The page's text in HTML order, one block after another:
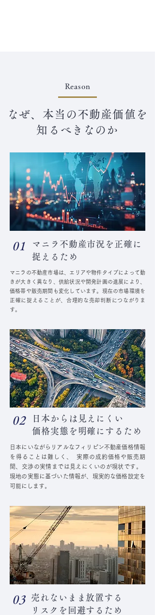
Reason
なぜ、本当の不動産価値を
知るべきなのか
01
マニラ不動産市況を正確に
捉えるため
マニラの不動産市場は、エリアや物件タイプによって動
きが大きく異なり、供給状況や開発計画の進展により、
価格帯や販売期間も変化しています。 現在の市場環境を
正確に捉えることが、合理的な売却判断につながりま
す。
02
日本からは見えにくい
価格実態を明確にするため
日本にいながらリアルなフィリピン不動産価格情報
を得ることは難しく、 実際の成約価格や販売期
間、交渉の実情までは見えにくいのが現状です。
現地の実態に基づいた情報が、現実的な価格設定を
可能にします。
03
売れないまま放置する
リスクを回避するため